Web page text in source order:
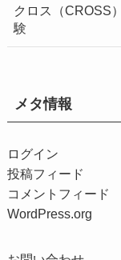
クロス（CROSS
験
メタ情報
ログイン
投稿フィード
コメントフィード
WordPress.org